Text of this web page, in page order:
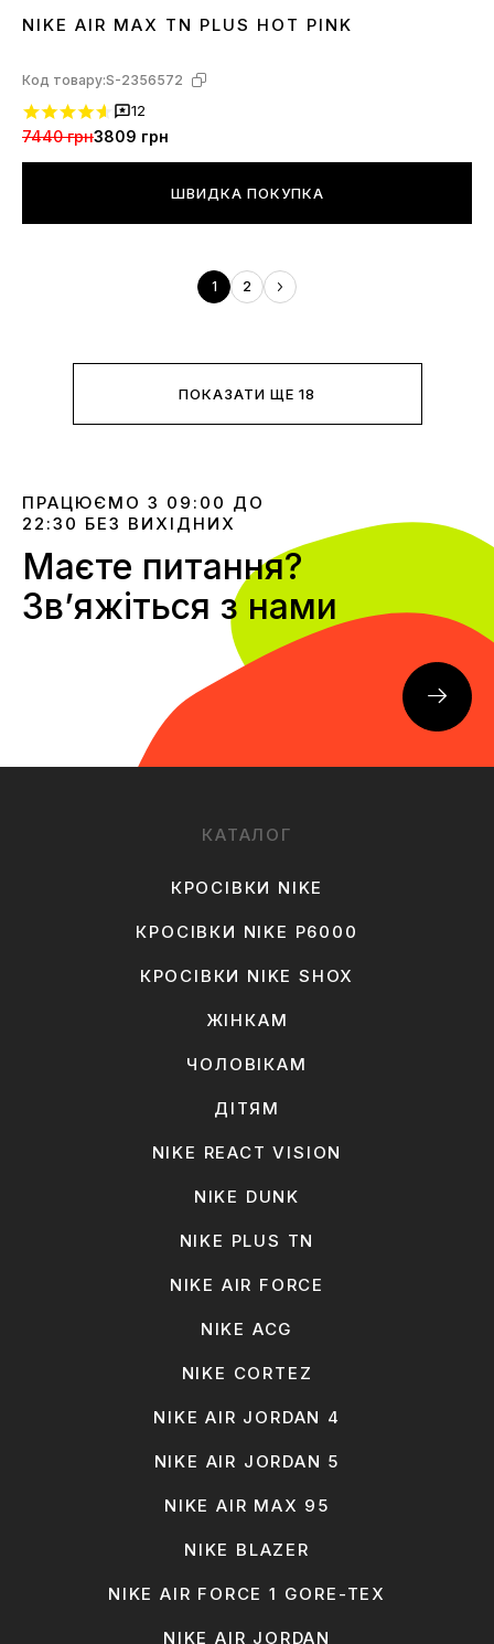
3637 38 39 40
NIKE AIR MAX TN PLUS HOT PINK
Код товару:S-2356572
12
7440 грн3809 грн
ШВИДКА ПОКУПКА
1 2
ПОКАЗАТИ ЩЕ 18
ПРАЦЮЄМО З 09:00 ДО
22:30 БЕЗ ВИХІДНИХ
Маєте питання?
Звʼяжіться з нами
КАТАЛОГ
КРОСІВКИ NIKE
КРОСІВКИ NIKE P6000
КРОСІВКИ NIKE SHOX
ЖІНКАМ
ЧОЛОВІКАМ
ДІТЯМ
NIKE REACT VISION
NIKE DUNK
NIKE PLUS TN
NIKE AIR FORCE
NIKE ACG
NIKE CORTEZ
NIKE AIR JORDAN 4
NIKE AIR JORDAN 5
NIKE AIR MAX 95
NIKE BLAZER
NIKE AIR FORCE 1 GORE-TEX
NIKE AIR JORDAN